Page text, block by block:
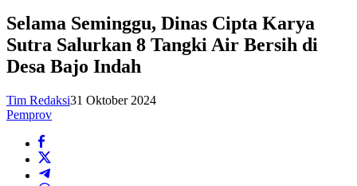
Selama Seminggu, Dinas Cipta Karya
Sutra Salurkan 8 Tangki Air Bersih di
Desa Bajo Indah
Tim Redaksi31 Oktober 2024
Pemprov